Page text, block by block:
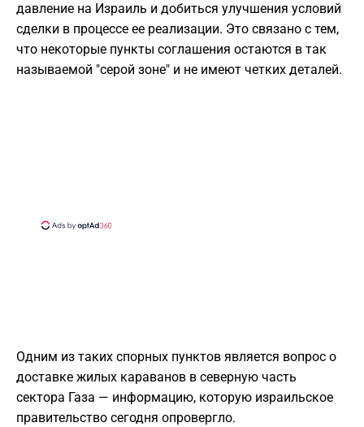
давление на Израиль и добиться улучшения условий
сделки в процессе ее реализации. Это связано с тем,
что некоторые пункты соглашения остаются в так
называемой "серой зоне" и не имеют четких деталей.
Одним из таких спорных пунктов является вопрос о
доставке жилых караванов в северную часть
сектора Газа — информацию, которую израильское
правительство сегодня опровергло.